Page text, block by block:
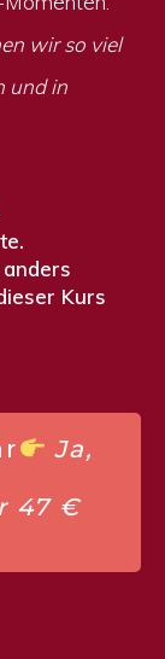
wir so viel
und in
anders
Kurs
Ja,
47 €